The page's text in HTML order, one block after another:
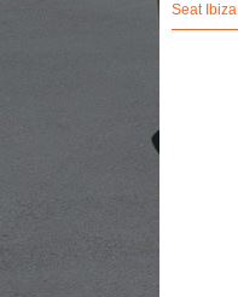
Seat Ibiza